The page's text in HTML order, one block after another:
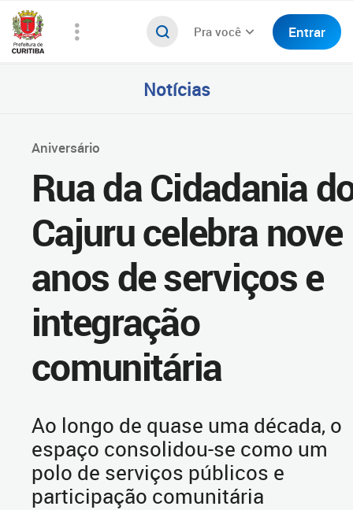
Pra você Entrar
Notícias
Aniversário
Rua da Cidadania
Cajuru celebra nove
anos de serviços e
integração
comunitária
Ao longo de quase uma década, o
espaço consolidou-se como um
polo de serviços públicos e
participação comunitária